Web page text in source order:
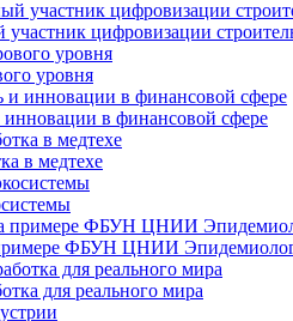
участник цифровизации
уровня
инновации в финансовой сфере
в медтехе
ФБУН ЦНИИ
для реального мира